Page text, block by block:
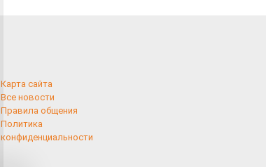
Карта сайта
Все новости
Правила общения
Политика
конфиденциальности